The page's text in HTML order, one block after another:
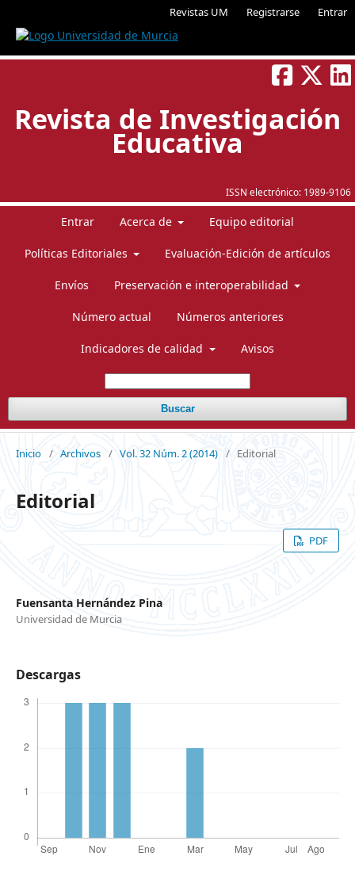
Revistas UM Registrarse Entrar
ISSN electrónico: 1989-9106
Revista de Investigación
Educativa
Entrar Acerca de Equipo editorial
Políticas Editoriales Evaluación-Edición de artículos
Envíos Preservación e interoperabilidad
Número actual Números anteriores
Indicadores de calidad Avisos
Buscar
Inicio / Archivos / Vol. 32 Núm. 2 (2014) / Editorial
Editorial
PDF
Fuensanta Hernández Pina
Universidad de Murcia
Descargas